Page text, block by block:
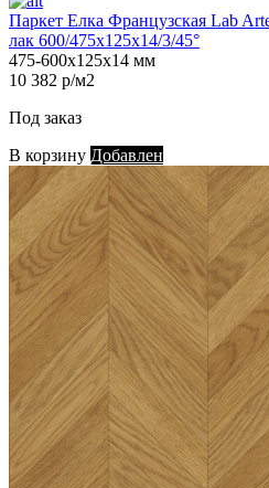
Паркет Елка Французская Lab
лак 600/475х125х14/3/45°
475-600х125х14 мм
10 382 р/м2
Под заказ
В корзину Добавлен